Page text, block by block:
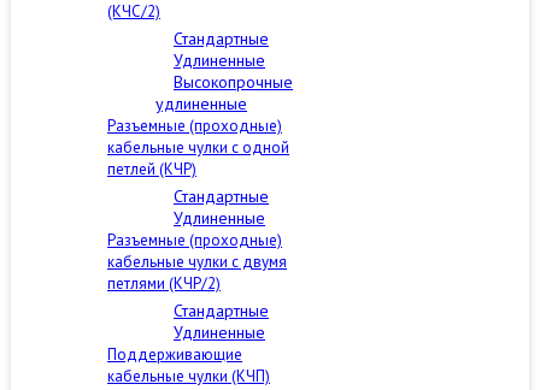
(КЧС/2)
Стандартные
Удлиненные
Высокопрочные
удлиненные
Разъемные (проходные)
кабельные чулки с одной
петлей (КЧР)
Стандартные
Удлиненные
Разъемные (проходные)
кабельные чулки с двумя
петлями (КЧР/2)
Стандартные
Удлиненные
Поддерживающие
кабельные чулки (КЧП)